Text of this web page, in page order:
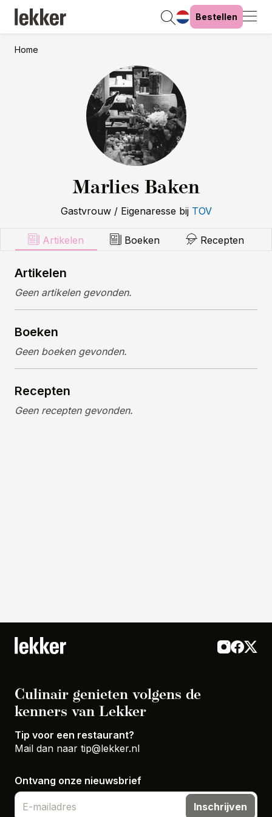
Bestellen
Home
Marlies Baken
Gastvrouw / Eigenaresse bij TOV
Artikelen Boeken Recepten
Artikelen
Geen artikelen gevonden.
Boeken
Geen boeken gevonden.
Recepten
Geen recepten gevonden.
Culinair genieten volgens de
kenners van Lekker
Tip voor een restaurant?
Mail dan naar tip@lekker.nl
Ontvang onze nieuwsbrief
Inschrijven